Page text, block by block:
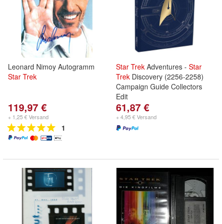
Leonard Nimoy Autogramm
Star Trek
119,97 €
+ 1,25 € Versand
1
Star Trek Adventures - Star
Trek Discovery (2256-2258)
Campaign Guide Collectors
Edit
61,87 €
+ 4,95 € Versand